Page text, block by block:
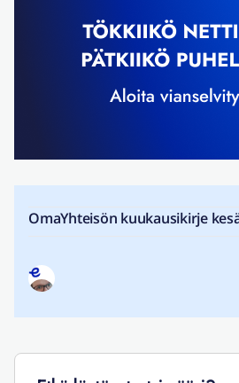
OmaYhteisön kuukausikirje